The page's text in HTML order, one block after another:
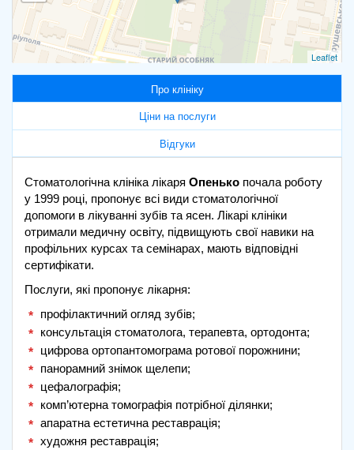
Leaflet
Про клініку
Ціни на послуги
Відгуки
Стоматологічна клініка лікаря Опенько почала роботу
у 1999 році, пропонує всі види стоматологічної
допомоги в лікуванні зубів та ясен. Лікарі клініки
отримали медичну освіту, підвищують свої навики на
профільних курсах та семінарах, мають відповідні
сертифікати.
Послуги, які пропонує лікарня:
профілактичний огляд зубів;
консультація стоматолога, терапевта, ортодонта;
цифрова ортопантомограма ротової порожнини;
панорамний знімок щелепи;
цефалографія;
комп’ютерна томографія потрібної ділянки;
апаратна естетична реставрація;
художня реставрація;